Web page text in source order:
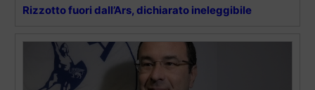
Rizzotto fuori dall’Ars, dichiarato ineleggibile